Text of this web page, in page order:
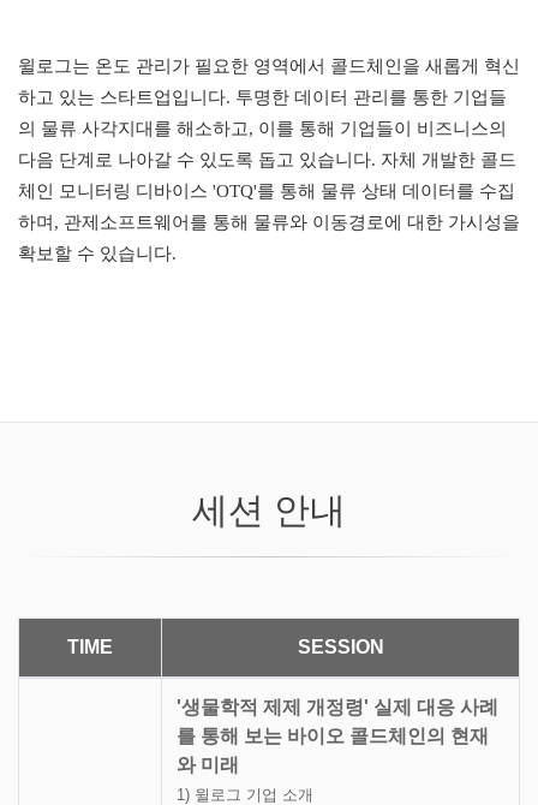
윌로그는 온도 관리가 필요한 영역에서 콜드체인을 새롭게 혁신
하고 있는 스타트업입니다. 투명한 데이터 관리를 통한 기업들
의 물류 사각지대를 해소하고, 이를 통해 기업들이 비즈니스의
다음 단계로 나아갈 수 있도록 돕고 있습니다. 자체 개발한 콜드
체인 모니터링 디바이스 'OTQ'를 통해 물류 상태 데이터를 수집
하며, 관제소프트웨어를 통해 물류와 이동경로에 대한 가시성을
확보할 수 있습니다.
세션 안내
TIME SESSION
'생물학적 제제 개정령' 실제 대응 사례
를 통해 보는 바이오 콜드체인의 현재
와 미래
1) 윌로그 기업 소개